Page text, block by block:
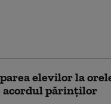
elevilor la
acordul părinților